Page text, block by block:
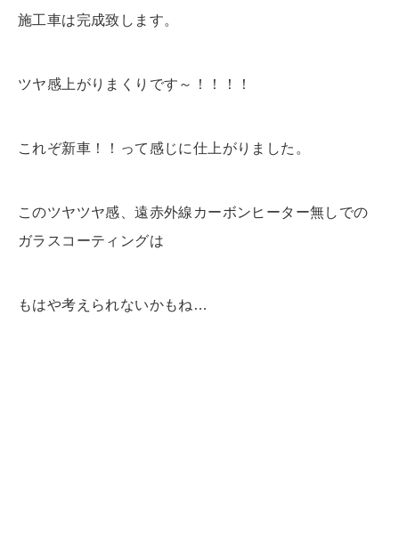
施工車は完成致します。
ツヤ感上がりまくりです～！！！！
これぞ新車！！って感じに仕上がりました。
このツヤツヤ感、遠赤外線カーボンヒーター無しでの
ガラスコーティングは
もはや考えられないかもね…